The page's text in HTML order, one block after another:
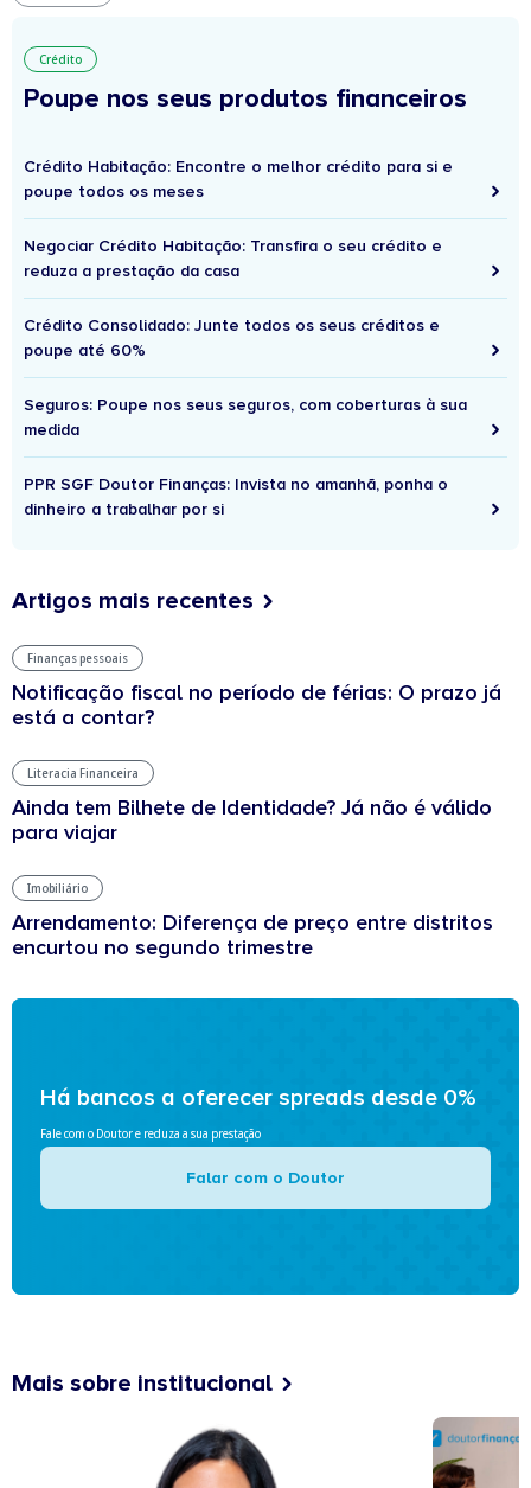
Crédito
Poupe nos seus produtos financeiros
Crédito Habitação: Encontre o melhor crédito para si e
poupe todos os meses
Negociar Crédito Habitação: Transfira o seu crédito e
reduza a prestação da casa
Crédito Consolidado: Junte todos os seus créditos e
poupe até 60%
Seguros: Poupe nos seus seguros, com coberturas à sua
medida
PPR SGF Doutor Finanças: Invista no amanhã, ponha o
dinheiro a trabalhar por si
Artigos mais recentes
Finanças pessoais
Notificação fiscal no período de férias: O prazo já
está a contar?
Literacia Financeira
Ainda tem Bilhete de Identidade? Já não é válido
para viajar
Imobiliário
Arrendamento: Diferença de preço entre distritos
encurtou no segundo trimestre
Há bancos a oferecer spreads desde 0%
Fale com o Doutor e reduza a sua prestação
Falar com o Doutor
Mais sobre institucional